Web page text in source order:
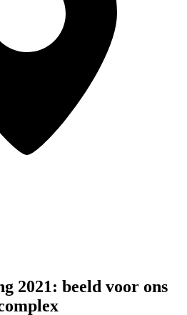
2021: beeld voor ons